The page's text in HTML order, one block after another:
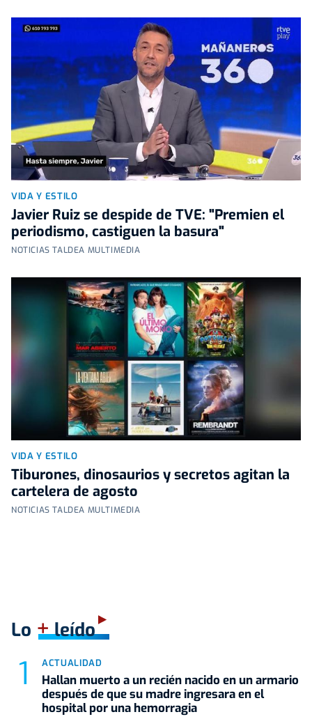
VIDA Y ESTILO
Javier Ruiz se despide de TVE: "Premien el
periodismo, castiguen la basura"
NOTICIAS TALDEA MULTIMEDIA
VIDA Y ESTILO
Tiburones, dinosaurios y secretos agitan la
cartelera de agosto
NOTICIAS TALDEA MULTIMEDIA
Lo +leído
ACTUALIDAD
Hallan muerto a un recién nacido en un armario
después de que su madre ingresara en el
hospital por una hemorragia